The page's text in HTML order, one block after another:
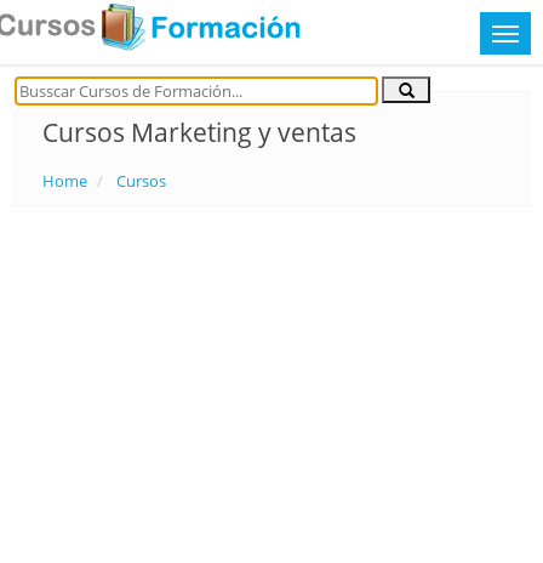
Cursos Marketing y ventas
Home Cursos